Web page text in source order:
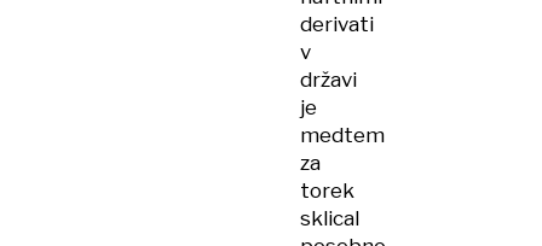
derivati
v
državi
je
medtem
za
torek
sklical